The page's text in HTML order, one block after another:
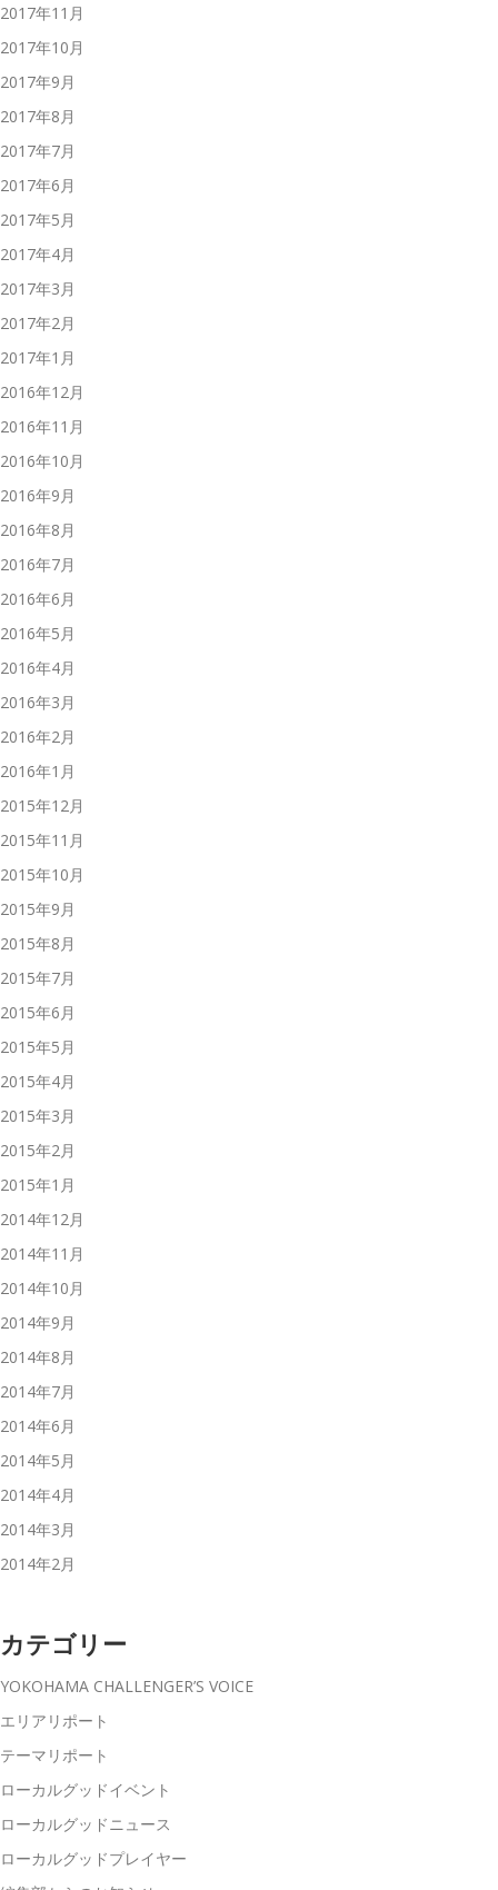
2017年11月
2017年10月
2017年9月
2017年8月
2017年7月
2017年6月
2017年5月
2017年4月
2017年3月
2017年2月
2017年1月
2016年12月
2016年11月
2016年10月
2016年9月
2016年8月
2016年7月
2016年6月
2016年5月
2016年4月
2016年3月
2016年2月
2016年1月
2015年12月
2015年11月
2015年10月
2015年9月
2015年8月
2015年7月
2015年6月
2015年5月
2015年4月
2015年3月
2015年2月
2015年1月
2014年12月
2014年11月
2014年10月
2014年9月
2014年8月
2014年7月
2014年6月
2014年5月
2014年4月
2014年3月
2014年2月
カテゴリー
YOKOHAMA CHALLENGER’S VOICE
エリアリポート
テーマリポート
ローカルグッドイベント
ローカルグッドニュース
ローカルグッドプレイヤー